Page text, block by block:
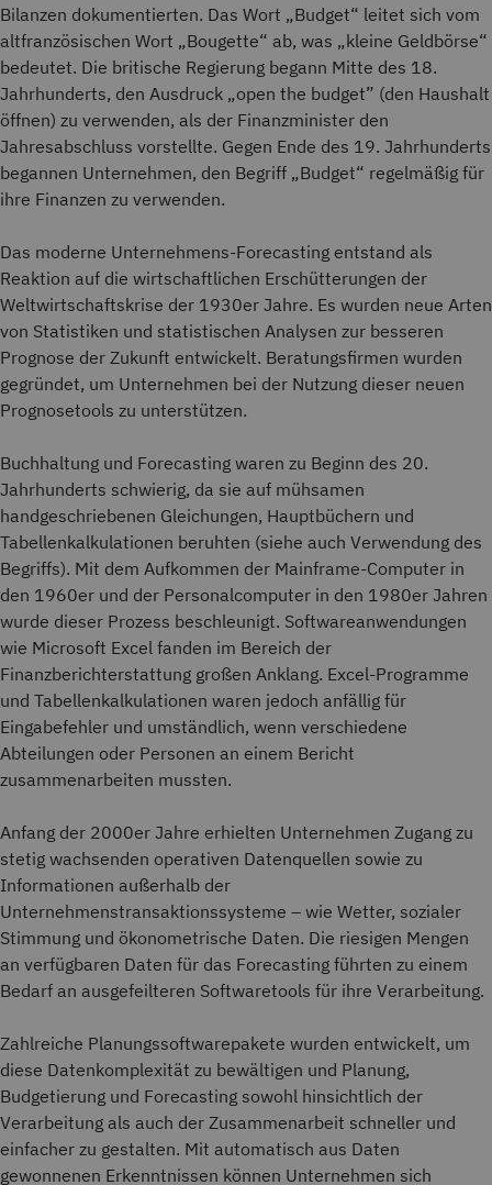
Bilanzen dokumentierten. Das Wort „Budget“ leitet sich vom
altfranzösischen Wort „Bougette“ ab, was „kleine Geldbörse“
bedeutet. Die britische Regierung begann Mitte des 18.
Jahrhunderts, den Ausdruck „open the budget” (den Haushalt
öffnen) zu verwenden, als der Finanzminister den
Jahresabschluss vorstellte. Gegen Ende des 19. Jahrhunderts
begannen Unternehmen, den Begriff „Budget“ regelmäßig für
ihre Finanzen zu verwenden.
Das moderne Unternehmens-Forecasting entstand als
Reaktion auf die wirtschaftlichen Erschütterungen der
Weltwirtschaftskrise der 1930er Jahre. Es wurden neue Arten
von Statistiken und statistischen Analysen zur besseren
Prognose der Zukunft entwickelt. Beratungsfirmen wurden
gegründet, um Unternehmen bei der Nutzung dieser neuen
Prognosetools zu unterstützen.
Buchhaltung und Forecasting waren zu Beginn des 20.
Jahrhunderts schwierig, da sie auf mühsamen
handgeschriebenen Gleichungen, Hauptbüchern und
Tabellenkalkulationen beruhten (siehe auch Verwendung des
Begriffs). Mit dem Aufkommen der Mainframe-Computer in
den 1960er und der Personalcomputer in den 1980er Jahren
wurde dieser Prozess beschleunigt. Softwareanwendungen
wie Microsoft Excel fanden im Bereich der
Finanzberichterstattung großen Anklang. Excel-Programme
und Tabellenkalkulationen waren jedoch anfällig für
Eingabefehler und umständlich, wenn verschiedene
Abteilungen oder Personen an einem Bericht
zusammenarbeiten mussten.
Anfang der 2000er Jahre erhielten Unternehmen Zugang zu
stetig wachsenden operativen Datenquellen sowie zu
Informationen außerhalb der
Unternehmenstransaktionssysteme – wie Wetter, sozialer
Stimmung und ökonometrische Daten. Die riesigen Mengen
an verfügbaren Daten für das Forecasting führten zu einem
Bedarf an ausgefeilteren Softwaretools für ihre Verarbeitung.
Zahlreiche Planungssoftwarepakete wurden entwickelt, um
diese Datenkomplexität zu bewältigen und Planung,
Budgetierung und Forecasting sowohl hinsichtlich der
Verarbeitung als auch der Zusammenarbeit schneller und
einfacher zu gestalten. Mit automatisch aus Daten
gewonnenen Erkenntnissen können Unternehmen sich